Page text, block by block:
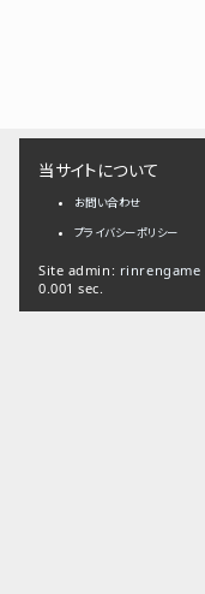
当サイトについて
お問い合わせ
プライバシーポリシー
Site admin: rinrengame
0.001 sec.